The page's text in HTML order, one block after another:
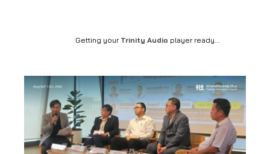
Getting your Trinity Audio player ready...